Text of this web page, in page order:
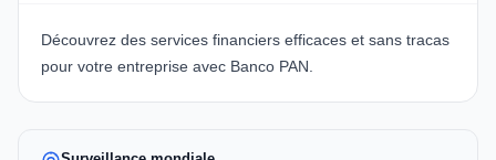
Découvrez des services financiers efficaces et sans tracas
pour votre entreprise avec Banco PAN.